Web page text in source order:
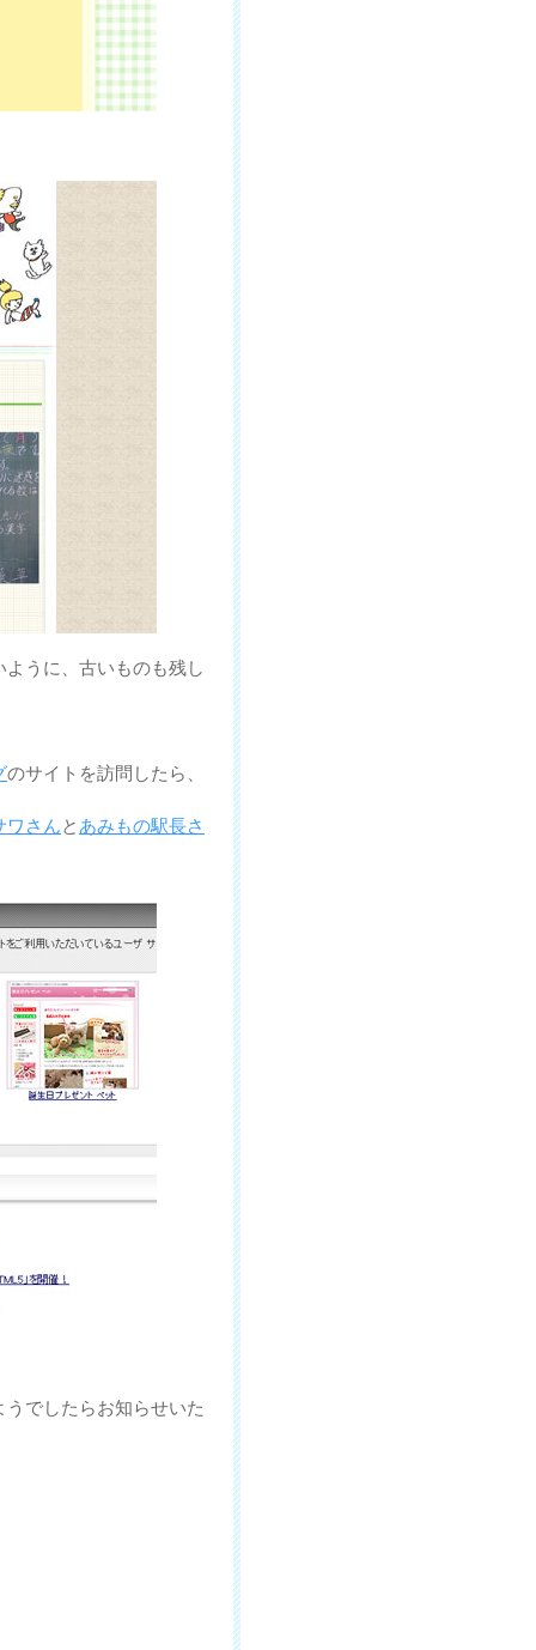
うに、古いものも残し
のサイトを訪問したら、
ワさんと あみもの駅長さ
でしたらお知らせいた